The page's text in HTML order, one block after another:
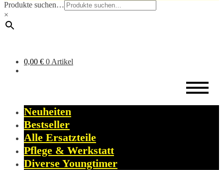
Produkte suchen…
×
0,00 € 0 Artikel
Neuheiten
Bestseller
Alle Ersatzteile
Pflege & Werkstatt
Diverse Youngtimer